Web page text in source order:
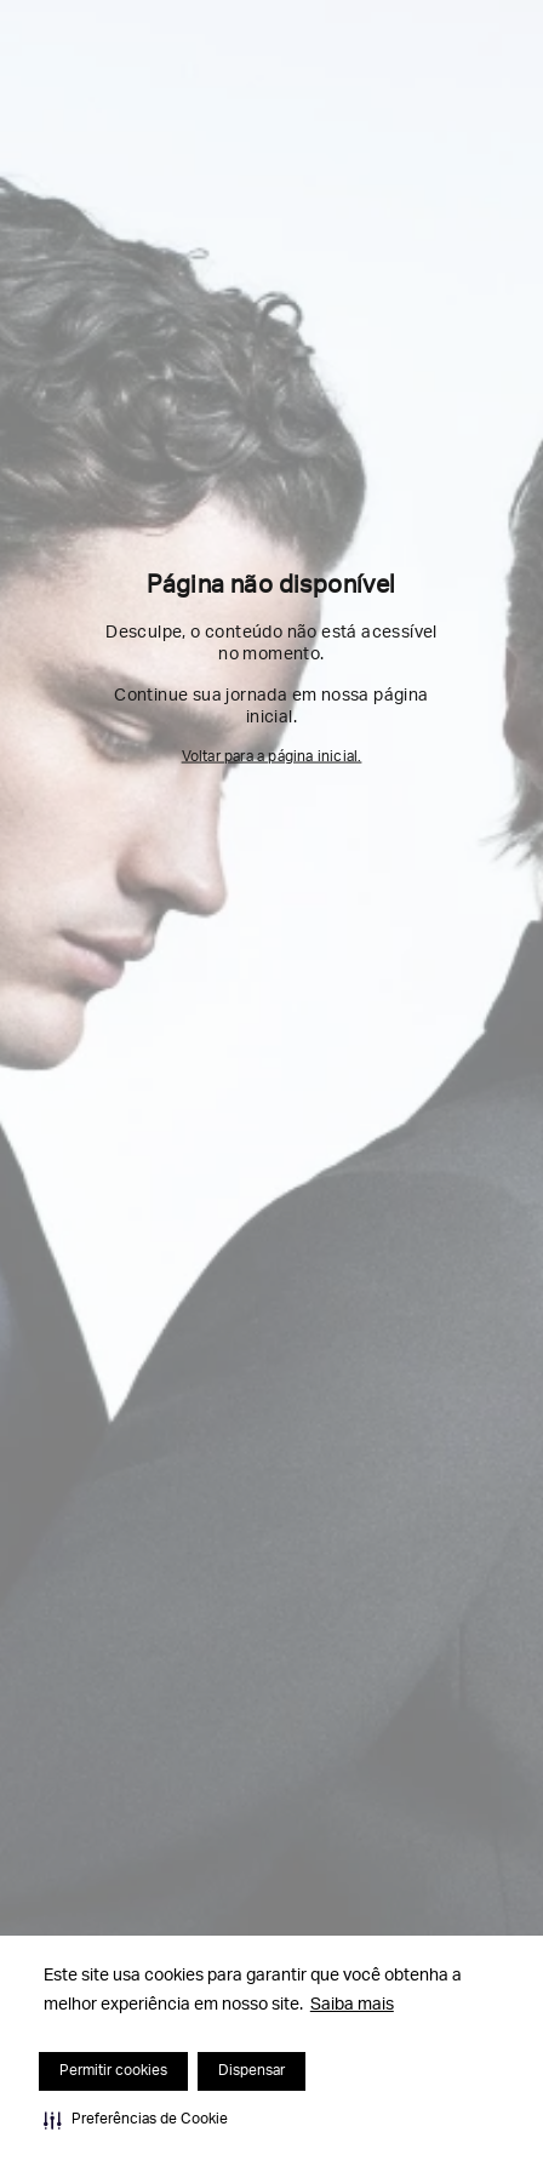
Este site usa cookies para garantir que você obtenha a
melhor experiência em nosso site. Saiba mais
Permitir cookies Dispensar
Preferências de Cookie
Página não disponível
Desculpe, o conteúdo não está acessível
no momento.
Continue sua jornada em nossa página
inicial.
Voltar para a página inicial.